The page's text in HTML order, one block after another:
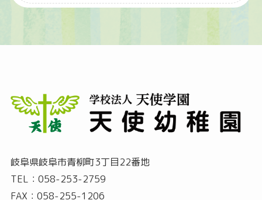
岐阜県岐阜市青柳町3丁目22番地
TEL：058-253-2759
FAX：058-255-1206